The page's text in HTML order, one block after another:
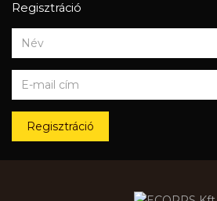
Regisztráció
Regisztráció